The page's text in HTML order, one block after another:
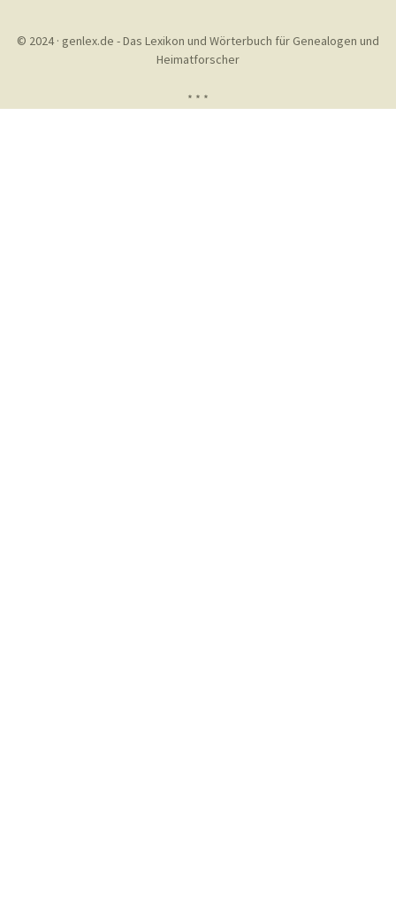
© 2024 · genlex.de - Das Lexikon und Wörterbuch für Genealogen und
Heimatforscher
* * *